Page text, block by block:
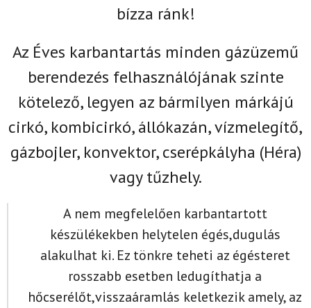
bízza ránk!
Az Éves karbantartás minden gázüzemű
berendezés felhasználójának szinte
kötelező, legyen az bármilyen márkájú
cirkó, kombicirkó, állókazán,vízmelegítő,
gázbojler, konvektor, cserépkályha (Héra)
vagy tűzhely.
A nem megfelelően karbantartott
készülékekben helytelen égés,dugulás
alakulhat ki. Ez tönkre teheti az égésteret
rosszabb esetben ledugíthatja a
hőcserélőt,visszaáramlás keletkezik amely, az